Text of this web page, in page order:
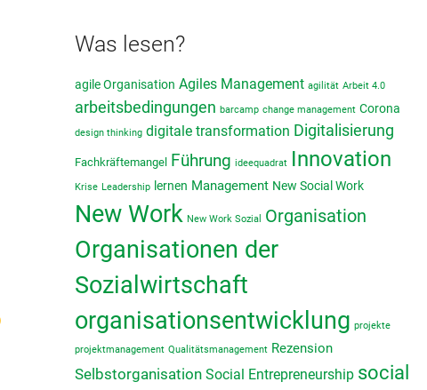
Was lesen?
agile Organisation Agiles Management agilität Arbeit 4.0
arbeitsbedingungen barcamp change management Corona
design thinking digitale transformation Digitalisierung
Fachkräftemangel Führung ideequadrat Innovation
Krise Leadership lernen Management New Social Work
New Work New Work Sozial Organisation
Organisationen der
Sozialwirtschaft
organisationsentwicklung projekte
projektmanagement Qualitätsmanagement Rezension
Selbstorganisation Social Entrepreneurship social